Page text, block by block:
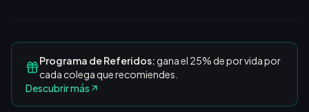
Programa de Referidos:gana el 25% de por vida por
cada colega que recomiendes.
Descubrir más